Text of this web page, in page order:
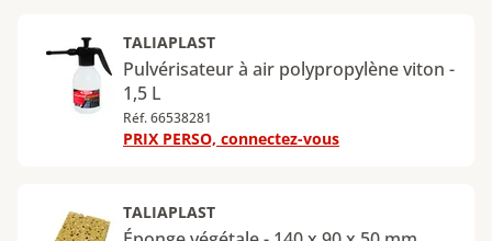
TALIAPLAST
Pulvérisateur à air polypropylène viton -
1,5 L
Réf. 66538281
PRIX PERSO, connectez-vous
TALIAPLAST